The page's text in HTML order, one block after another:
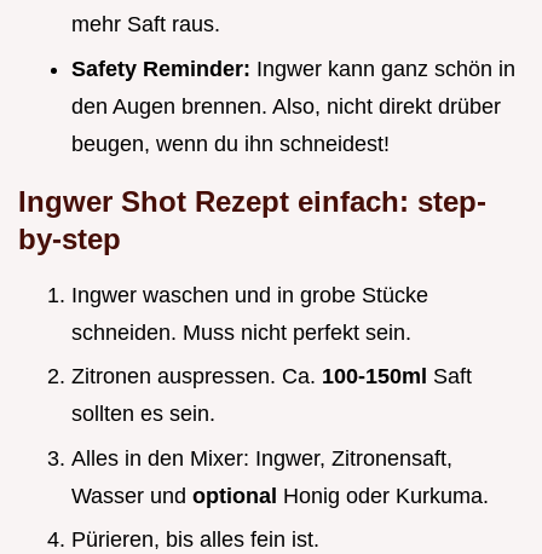
mehr Saft raus.
Safety Reminder: Ingwer kann ganz schön in
den Augen brennen. Also, nicht direkt drüber
beugen, wenn du ihn schneidest!
Ingwer Shot Rezept einfach: step-
by-step
Ingwer waschen und in grobe Stücke
schneiden. Muss nicht perfekt sein.
Zitronen auspressen. Ca. 100-150ml Saft
sollten es sein.
Alles in den Mixer: Ingwer, Zitronensaft,
Wasser und optional Honig oder Kurkuma.
Pürieren, bis alles fein ist.